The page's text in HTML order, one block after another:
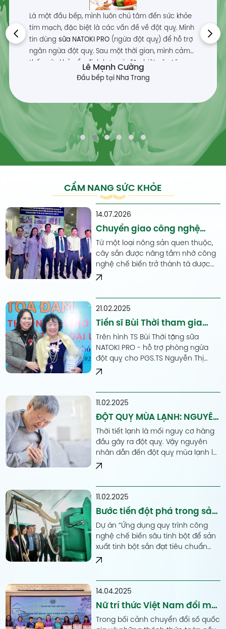
Là một đầu bếp, mình luôn chú tâm đến sức khỏe
tim mạch, đặc biệt là các vấn đề về đột quỵ. Mình
tin dùngsữaNATOKI PRO(ngừa đột quỵ) để hỗ trợ
ngăn ngừa đột quỵ. Sau một thời gian, mình cảm
thấy sức khỏe ổn định hơn, và đặc biệt yên tâm
hơn về việc chăm sóc tim mạch lâu dài. Sữa rất
Lê Mạnh Cường
Đầu bếp tại Nha Trang
CẨM NANG SỨC KHỎE
14.07.2026
Chuyển giao công nghệ
nâng tầm giá trị cây sắn
Việt Nam
Từ một loại nông sản quen thuộc,
cây sắn được nâng tầm nhờ công
nghệ chế biến trở thành tá dược
đạt tiêu chuẩn Dược điển phục vụ
21.02.2025
Tiến sĩ Bùi Thời tham gia
buổi tọa đàm của Hội giáo
dục chăm sóc sức khỏe
cộng đồng Việt Nam
Trên hình TS Bùi Thời tặng sữa
NATOKI PRO - hỗ trợ phòng ngừa
đột quỵ cho PGS.TS Nguyễn Thị
Chính- Phó chủ tịch Hội CSSKCD
11.02.2025
ĐỘT QUỴ MÙA LẠNH: NGUYÊN
NHÂN VÀ CÁCH PHÒNG
TRÁNH TÌNH TRẠNG ĐỘT QUỴ
Thời tiết lạnh là mối nguy cơ hàng
đầu gây ra đột quỵ. Vậy nguyên
nhân dẫn đến đột quỵ mùa lạnh là
gì và làm sao để phòng tránh đột
độ hạ thấp?
11.02.2025
Bước tiến đột phá trong sản
xuất tá dược đạt chuẩn
Dược điển Việt Nam
Dự án “Ứng dụng quy trình công
nghệ chế biến sâu tinh bột để sản
xuất tinh bột sắn đạt tiêu chuẩn
Dược điển hiện hành, phục vụ thị
Phú Thọ”
14.04.2025
Nữ trí thức Việt Nam đổi mới
sáng tạo, bảo vệ môi trường
Trong bối cảnh chuyển đổi số quốc